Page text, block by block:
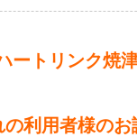
ートリンク焼
の利用者様の